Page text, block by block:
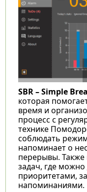
SBR – Simple
которая
время и
процесс с
технике
соблюдать
напоминает о
перерывы. Также
задач, где
приоритетами,
напоминаниями.